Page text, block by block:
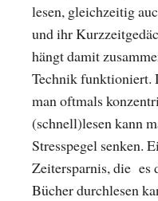
lesen, gleichzeitig
und ihr
hängt damit
Technik funktioniert.
man oftmals
(schnell)lesen kann
Stresspegel senken.
Zeitersparnis, die es
Bücher durchlesen